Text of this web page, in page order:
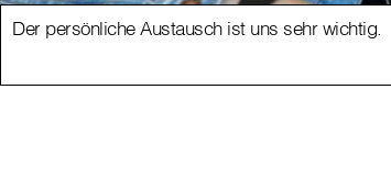
Der persönliche Austausch ist uns sehr wichtig.